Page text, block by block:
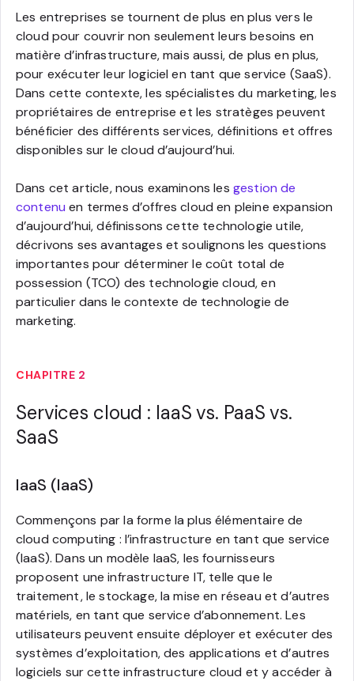
Les entreprises se tournent de plus en plus vers le
cloud pour couvrir non seulement leurs besoins en
matière d’infrastructure, mais aussi, de plus en plus,
pour exécuter leur logiciel en tant que service (SaaS).
Dans cette contexte, les spécialistes du marketing, les
propriétaires de entreprise et les stratèges peuvent
bénéficier des différents services, définitions et offres
disponibles sur le cloud d’aujourd’hui.
Dans cet article, nous examinons les gestion de
contenu en termes d’offres cloud en pleine expansion
d’aujourd’hui, définissons cette technologie utile,
décrivons ses avantages et soulignons les questions
importantes pour déterminer le coût total de
possession (TCO) des technologie cloud, en
particulier dans le contexte de technologie de
marketing.
CHAPITRE 2
Services cloud : IaaS vs. PaaS vs.
SaaS
IaaS (IaaS)
Commençons par la forme la plus élémentaire de
cloud computing : l’infrastructure en tant que service
(IaaS). Dans un modèle IaaS, les fournisseurs
proposent une infrastructure IT, telle que le
traitement, le stockage, la mise en réseau et d’autres
matériels, en tant que service d’abonnement. Les
utilisateurs peuvent ensuite déployer et exécuter des
systèmes d’exploitation, des applications et d’autres
logiciels sur cette infrastructure cloud et y accéder à